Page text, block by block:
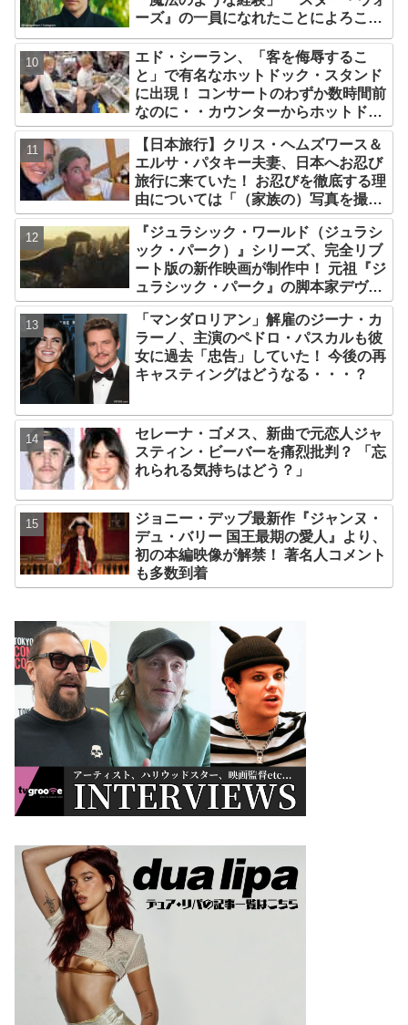
ーズ』の一員になれたことによろこび
爆発
エド・シーラン、「客を侮辱するこ
と」で有名なホットドック・スタンド
に出現！ コンサートのわずか数時間前
なのに・・カウンターからホットドッ
クを提供、ファンは大興奮［写真あ
り］
【日本旅行】クリス・ヘムズワース＆
エルサ・パタキー夫妻、日本へお忍び
旅行に来ていた！ お忍びを徹底する理
由については「（家族の）写真を撮ら
れるとキレそうになる」からという過
去の発言も
『ジュラシック・ワールド（ジュラシ
ック・パーク）』シリーズ、完全リブ
ート版の新作映画が制作中！ 元祖『ジ
ュラシック・パーク』の脚本家デヴィ
ッド・コープが関与
「マンダロリアン」解雇のジーナ・カ
ラーノ、主演のペドロ・パスカルも彼
女に過去「忠告」していた！ 今後の再
キャスティングはどうなる・・・？
セレーナ・ゴメス、新曲で元恋人ジャ
スティン・ビーバーを痛烈批判？ 「忘
れられる気持ちはどう？」
ジョニー・デップ最新作『ジャンヌ・
デュ・バリー 国王最期の愛人』より、
初の本編映像が解禁！ 著名人コメント
も多数到着